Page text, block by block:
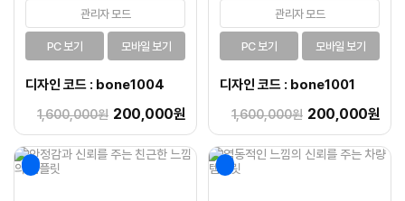
관리자 모드
PC 보기 모바일 보기
디자인 코드 : bone1004
1,600,000원 200,000원
관리자 모드
PC 보기 모바일 보기
디자인 코드 : bone1001
1,600,000원 200,000원